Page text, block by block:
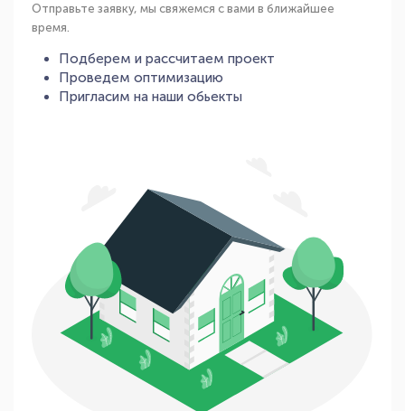
Отправьте заявку, мы свяжемся с вами в ближайшее
время.
Подберем и рассчитаем проект
Проведем оптимизацию
Пригласим на наши обьекты